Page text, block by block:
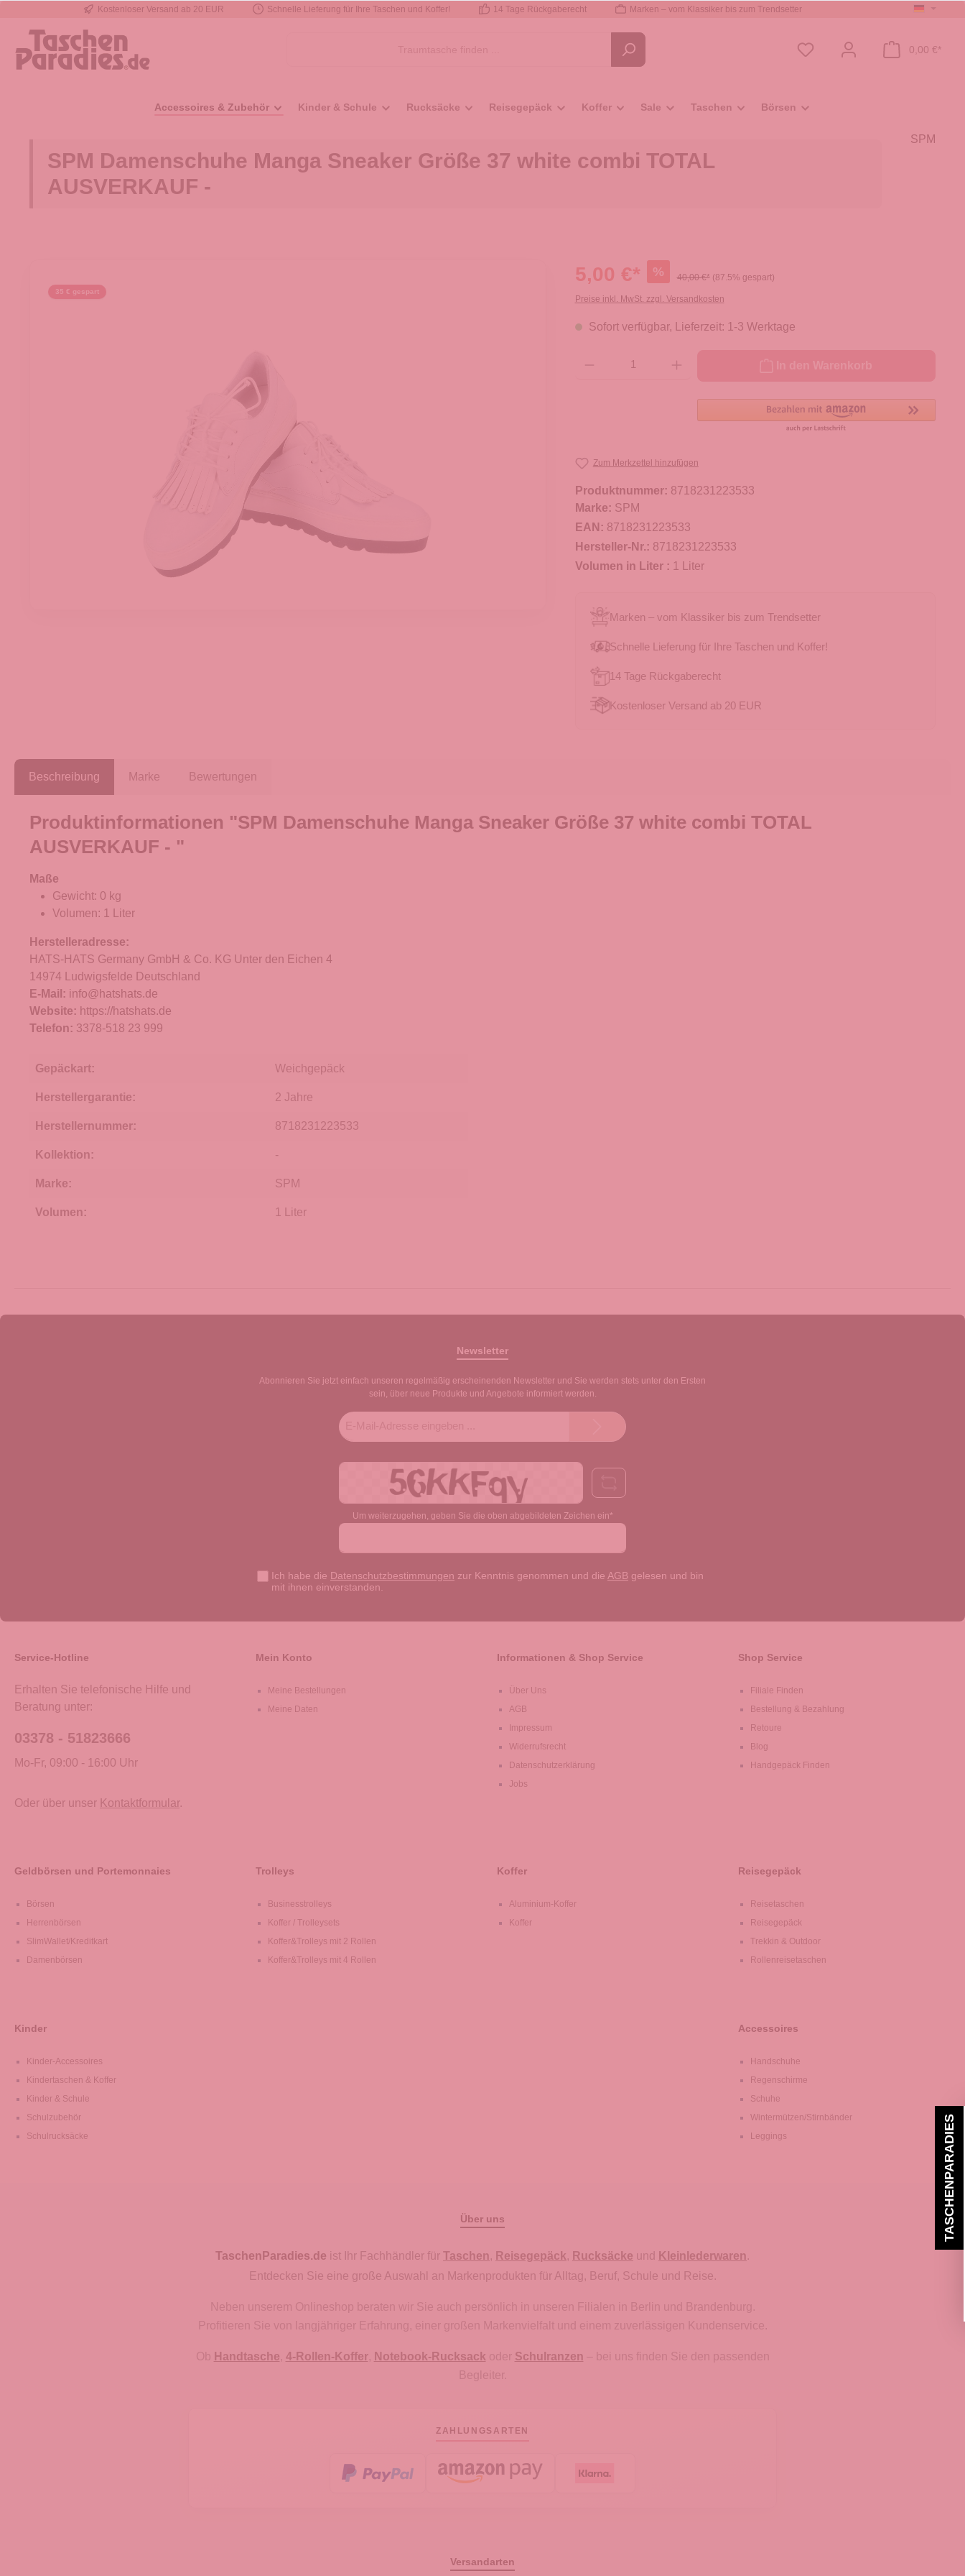
Zur Hauptnavigation springen
Kostenloser Versand ab 20 EUR Schnelle Lieferung für Ihre Taschen und Koffer! 14 Tage Rückgaberecht Marken – vom Klassiker bis zum Trendsetter
0,00 €*
Accessoires & Zubehör Kinder & Schule Rucksäcke Reisegepäck Koffer Sale Taschen Börsen
SPM Damenschuhe Manga Sneaker Größe 37 white combi TOTAL
AUSVERKAUF -
SPM
35 € gespart
5,00 €* % 40,00 €* (87.5% gespart)
Preise inkl. MwSt. zzgl. Versandkosten
Sofort verfügbar, Lieferzeit: 1-3 Werktage
Zum Merkzettel hinzufügen
Produktnummer: 8718231223533
Marke: SPM
EAN: 8718231223533
Hersteller-Nr.: 8718231223533
Volumen in Liter : 1 Liter
Marken – vom Klassiker bis zum Trendsetter
Schnelle Lieferung für Ihre Taschen und Koffer!
14 Tage Rückgaberecht
Kostenloser Versand ab 20 EUR
Beschreibung Marke Bewertungen
Produktinformationen "SPM Damenschuhe Manga Sneaker Größe 37 white combi TOTAL
AUSVERKAUF - "
Maße
Gewicht: 0 kg
Volumen: 1 Liter
Herstelleradresse:
HATS-HATS Germany GmbH & Co. KG Unter den Eichen 4
14974 Ludwigsfelde Deutschland
E-Mail: info@hatshats.de
Website: https://hatshats.de
Telefon: 3378-518 23 999
Gepäckart: Weichgepäck
Herstellergarantie: 2 Jahre
Herstellernummer: 8718231223533
Kollektion: -
Marke: SPM
Volumen: 1 Liter
Newsletter
Abonnieren Sie jetzt einfach unseren regelmäßig erscheinenden Newsletter und Sie werden stets unter den Ersten
sein, über neue Produkte und Angebote informiert werden.
Adresse*
Um weiterzugehen, geben Sie die oben abgebildeten Zeichen ein*
Ich habe die Datenschutzbestimmungen zur Kenntnis genommen und die AGB gelesen und bin
mit ihnen einverstanden.
Service-Hotline
Erhalten Sie telefonische Hilfe und
Beratung unter:
03378 - 51823666
Mo-Fr, 09:00 - 16:00 Uhr
Oder über unser Kontaktformular.
Mein Konto
Meine Bestellungen
Meine Daten
Informationen & Shop Service
Über Uns
AGB
Impressum
Widerrufsrecht
Datenschutzerklärung
Jobs
Shop Service
Filiale Finden
Bestellung & Bezahlung
Retoure
Blog
Handgepäck Finden
Geldbörsen und Portemonnaies
Börsen
Herrenbörsen
SlimWallet/Kreditkart
Damenbörsen
Trolleys
Businesstrolleys
Koffer / Trolleysets
Koffer&Trolleys mit 2 Rollen
Koffer&Trolleys mit 4 Rollen
Koffer
Aluminium-Koffer
Koffer
Reisegepäck
Reisetaschen
Reisegepäck
Trekkin & Outdoor
Rollenreisetaschen
Kinder
Kinder-Accessoires
Kindertaschen & Koffer
Kinder & Schule
Schulzubehör
Schulrucksäcke
Accessoires
Handschuhe
Regenschirme
Schuhe
Wintermützen/Stirnbänder
Leggings
Über uns
TaschenParadies.de ist Ihr Fachhändler für Taschen, Reisegepäck, Rucksäcke und Kleinlederwaren.
Entdecken Sie eine große Auswahl an Markenprodukten für Alltag, Beruf, Schule und Reise.
Neben unserem Onlineshop beraten wir Sie auch persönlich in unseren Filialen in Berlin und Brandenburg.
Profitieren Sie von langjähriger Erfahrung, einer großen Markenvielfalt und einem zuverlässigen Kundenservice.
Ob Handtasche, 4-Rollen-Koffer, Notebook-Rucksack oder Schulranzen – bei uns finden Sie den passenden
Begleiter.
ZAHLUNGSARTEN
Versandarten
TASCHENPARADIES